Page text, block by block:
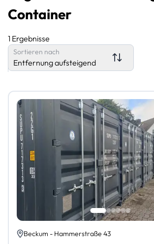
Container
1 Ergebnisse
Sortieren nach
Entfernung aufsteigend
Beckum - Hammerstraße 43